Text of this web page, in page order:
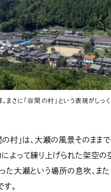
さに「谷間の村」という表現がしっく
村」は、大瀬の風景そのまま
よって練り上げられた架空の
た大瀬という場所の息吹、ま
。